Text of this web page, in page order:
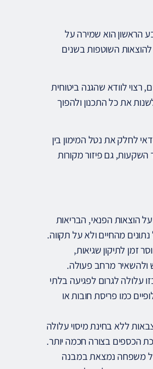
הראשון הוא שמירה על
להוצאות השוטפות בשנים
רצוי לוודא שהגנה ביטוחית
את כל התכנון ולהפוך
לחלק את נטל המימון בין
השקעות, גם פיזור מקורות
הוצאות הפנאי, הבריאות
מהחיים ולא על תקווה.
זמן לתיקון שגיאות,
ולהשאיר מרחב פעולה.
עלולה לגרום לפגיעה בלתי
כמו פריסת חובות או
ללא בחינת מיסוי עלולה
הכספים בצורה חכמה יותר.
כל משפחה נמצאת במבנה